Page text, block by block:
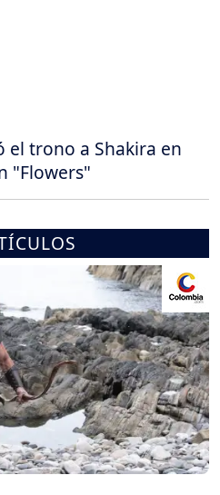
el trono a Shakira en
"Flowers"